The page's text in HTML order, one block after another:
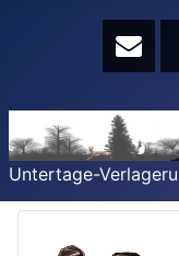
Untertage-